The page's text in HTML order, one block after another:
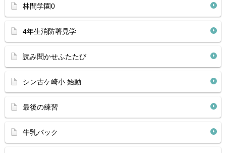
林間学園0
4年生消防署見学
読み聞かせふたたび
シン古ケ崎小 始動
最後の練習
牛乳パック